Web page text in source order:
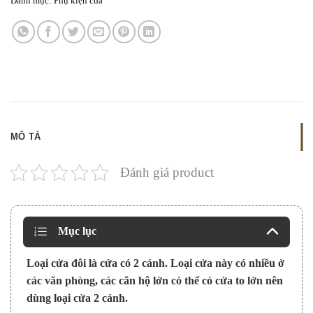
MÔ TẢ
Đánh giá product
Mục lục
Loại cửa đôi là cửa có 2 cánh. Loại cửa này có nhiều ở
các văn phòng, các căn hộ lớn có thể có cửa to lớn nên
dùng loại cửa 2 cánh.